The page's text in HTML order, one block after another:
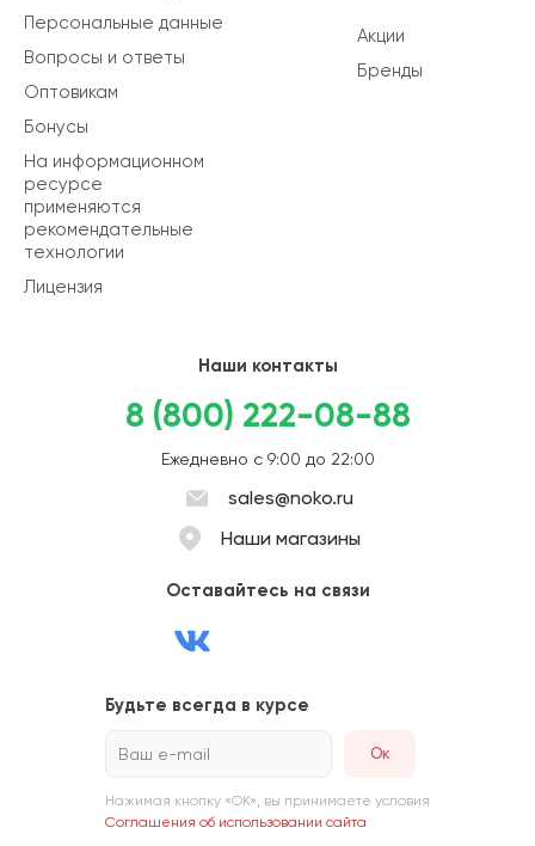
Акции
Бренды
Персональные данные
Вопросы и ответы
Оптовикам
Бонусы
На информационном
ресурсе
применяются
рекомендательные
технологии
Лицензия
Наши контакты
8 (800) 222-08-88
Ежедневно с 9:00 до 22:00
sales@noko.ru
Наши магазины
Оставайтесь на связи
Будьте всегда в курсе
Ваш e-mail
Нажимая кнопку «ОК», вы принимаете условия
Соглашения об использовании сайта